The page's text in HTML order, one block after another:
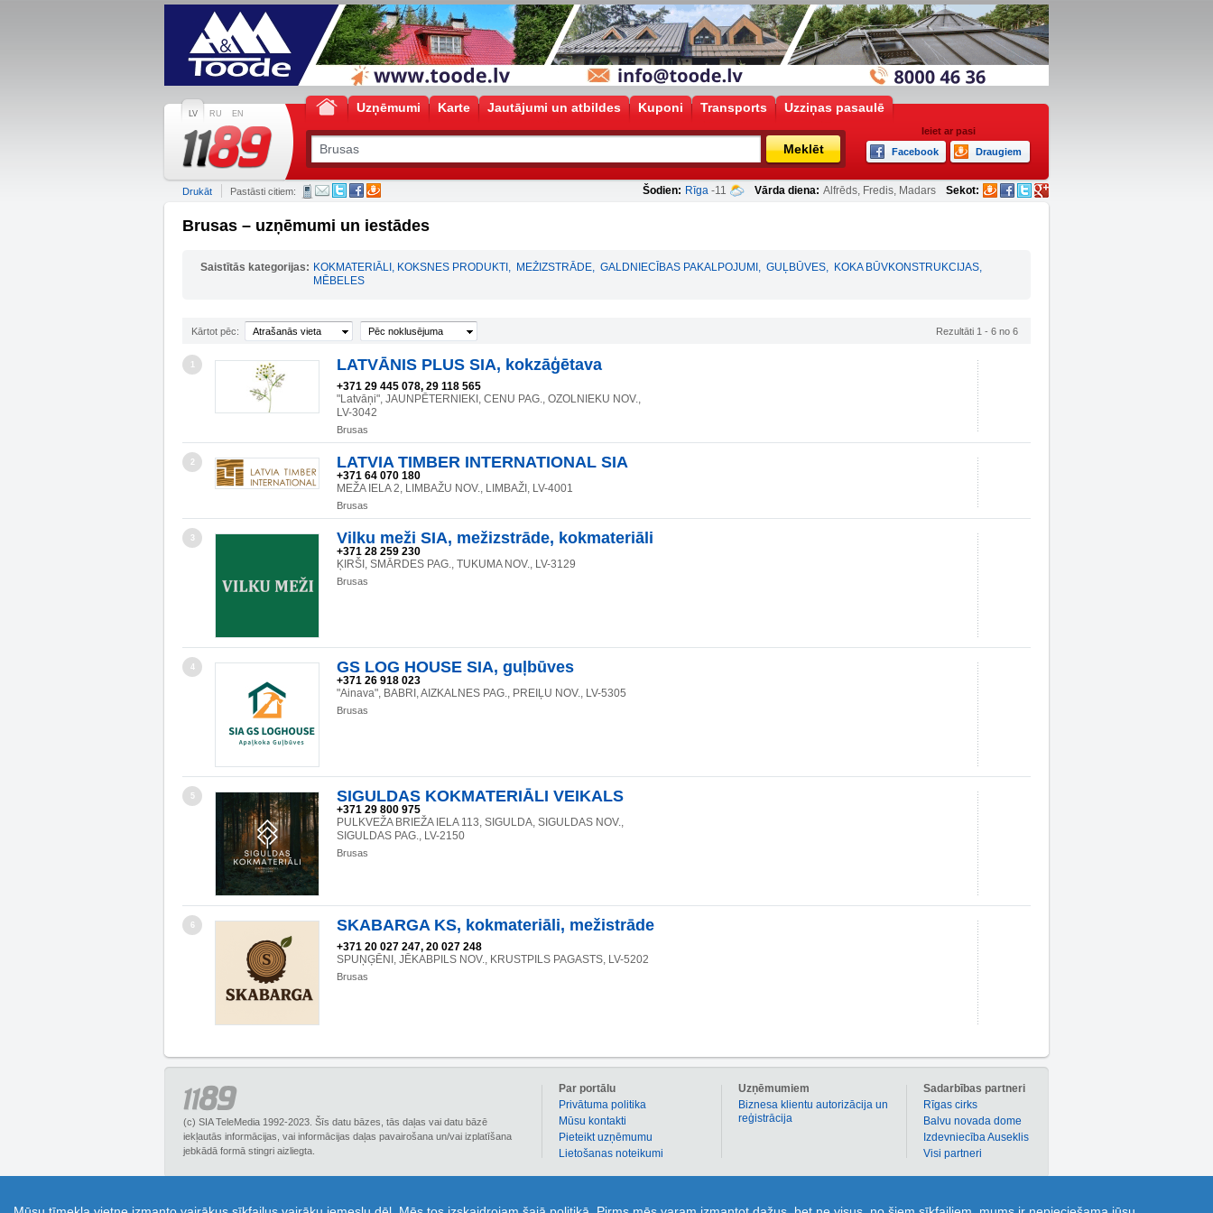
LV RU EN Uzņēmumi Karte Jautājumi un atbildes Kuponi Transports Uzziņas pasaulē
Meklēt
Ieiet ar pasi
Facebook
Draugiem
Šodien: Rīga -11 Vārda diena: Alfrēds, Fredis, Madars Sekot:
Drukāt Pastāsti citiem:
Brusas – uzņēmumi un iestādes
Saistītās kategorijas: KOKMATERIĀLI, KOKSNES PRODUKTI , MEŽIZSTRĀDE, GALDNIECĪBAS PAKALPOJUMI , GUĻBŪVES, KOKA BŪVKONSTRUKCIJAS,
MĒBELES
Kārtot pēc: Atrašanās vieta Pēc noklusējuma Rezultāti 1 - 6 no 6
1 LATVĀNIS PLUS SIA, kokzāģētava
+371 29 445 078, 29 118 565
"Latvāņi", JAUNPĒTERNIEKI, CENU PAG., OZOLNIEKU NOV.,
LV-3042
Brusas
2 LATVIA TIMBER INTERNATIONAL SIA
+371 64 070 180
MEŽA IELA 2, LIMBAŽU NOV., LIMBAŽI, LV-4001
Brusas
3 Vilku meži SIA, mežizstrāde, kokmateriāli
+371 28 259 230
ĶIRŠI, SMĀRDES PAG., TUKUMA NOV., LV-3129
Brusas
4 GS LOG HOUSE SIA, guļbūves
+371 26 918 023
"Ainava", BABRI, AIZKALNES PAG., PREIĻU NOV., LV-5305
Brusas
5 SIGULDAS KOKMATERIĀLI VEIKALS
+371 29 800 975
PULKVEŽA BRIEŽA IELA 113, SIGULDA, SIGULDAS NOV.,
SIGULDAS PAG., LV-2150
Brusas
6 SKABARGA KS, kokmateriāli, mežistrāde
+371 20 027 247, 20 027 248
SPUŅĢĒNI, JĒKABPILS NOV., KRUSTPILS PAGASTS, LV-5202
Brusas
(c) SIA TeleMedia 1992-2023. Šīs datu bāzes, tās daļas vai datu bāzē
iekļautās informācijas, vai informācijas daļas pavairošana un/vai izplatīšana
jebkādā formā stingri aizliegta.
Sadarbības partneri
Rīgas cirks
Balvu novada dome
Izdevniecība Auseklis
Visi partneri
Uzņēmumiem
Biznesa klientu autorizācija un
reģistrācija
Par portālu
Privātuma politika
Mūsu kontakti
Pieteikt uzņēmumu
Lietošanas noteikumi
1189.lv – Biznesa uzziņu portāls, piedāvā plašu informāciju par vairāk nekā 90 000 Latvijas uzņēmumiem. 1189.lv sadaļā kuponi ir pieejami atlaižu kuponi dažādām precēm un pakalpojumiem!